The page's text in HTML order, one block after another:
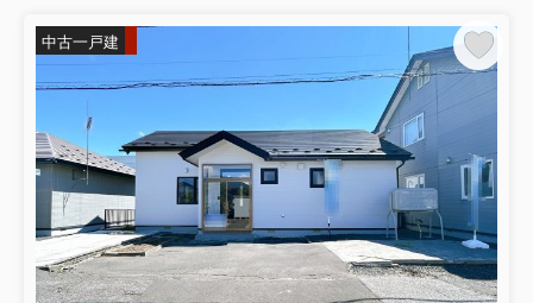
中古一戸建